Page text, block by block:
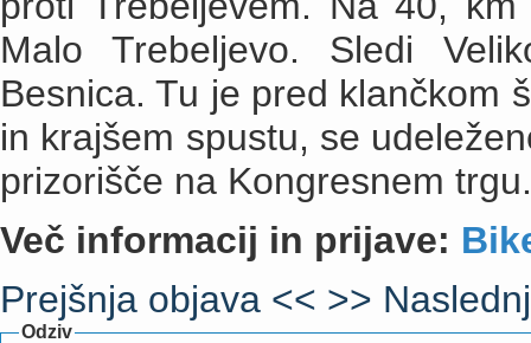
Malo Trebeljevo. Sledi
Besnica. Tu je pred klančkom
in krajšem spustu, se
prizorišče na Kongresnem trgu.
Več informacij in prijave:
Prejšnja objava << >>
Odziv